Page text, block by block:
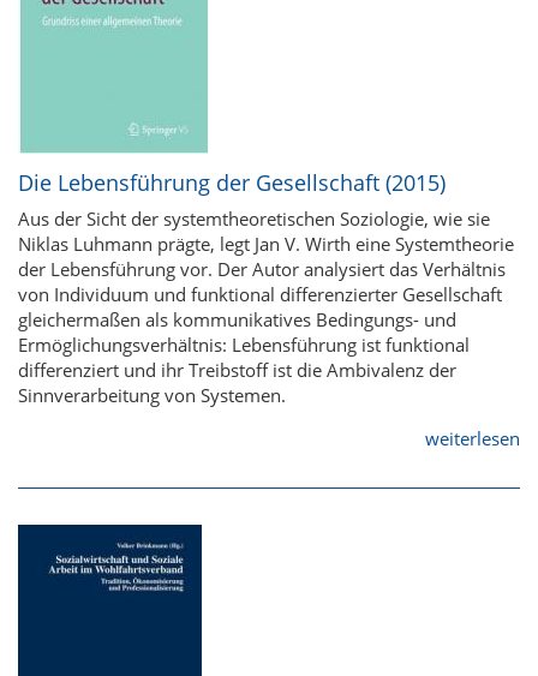
Die Lebensführung der Gesellschaft (2015)
Aus der Sicht der systemtheoretischen Soziologie, wie sie
Niklas Luhmann prägte, legt Jan V. Wirth eine Systemtheorie
der Lebensführung vor. Der Autor analysiert das Verhältnis
von Individuum und funktional differenzierter Gesellschaft
gleichermaßen als kommunikatives Bedingungs- und
Ermöglichungsverhältnis: Lebensführung ist funktional
differenziert und ihr Treibstoff ist die Ambivalenz der
Sinnverarbeitung von Systemen.
weiterlesen